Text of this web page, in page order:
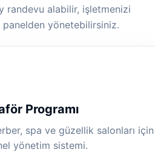
randevu alabilir, işletmenizi
yönetebilirsiniz.
Programı
spa ve güzellik salonları için
yönetim sistemi.